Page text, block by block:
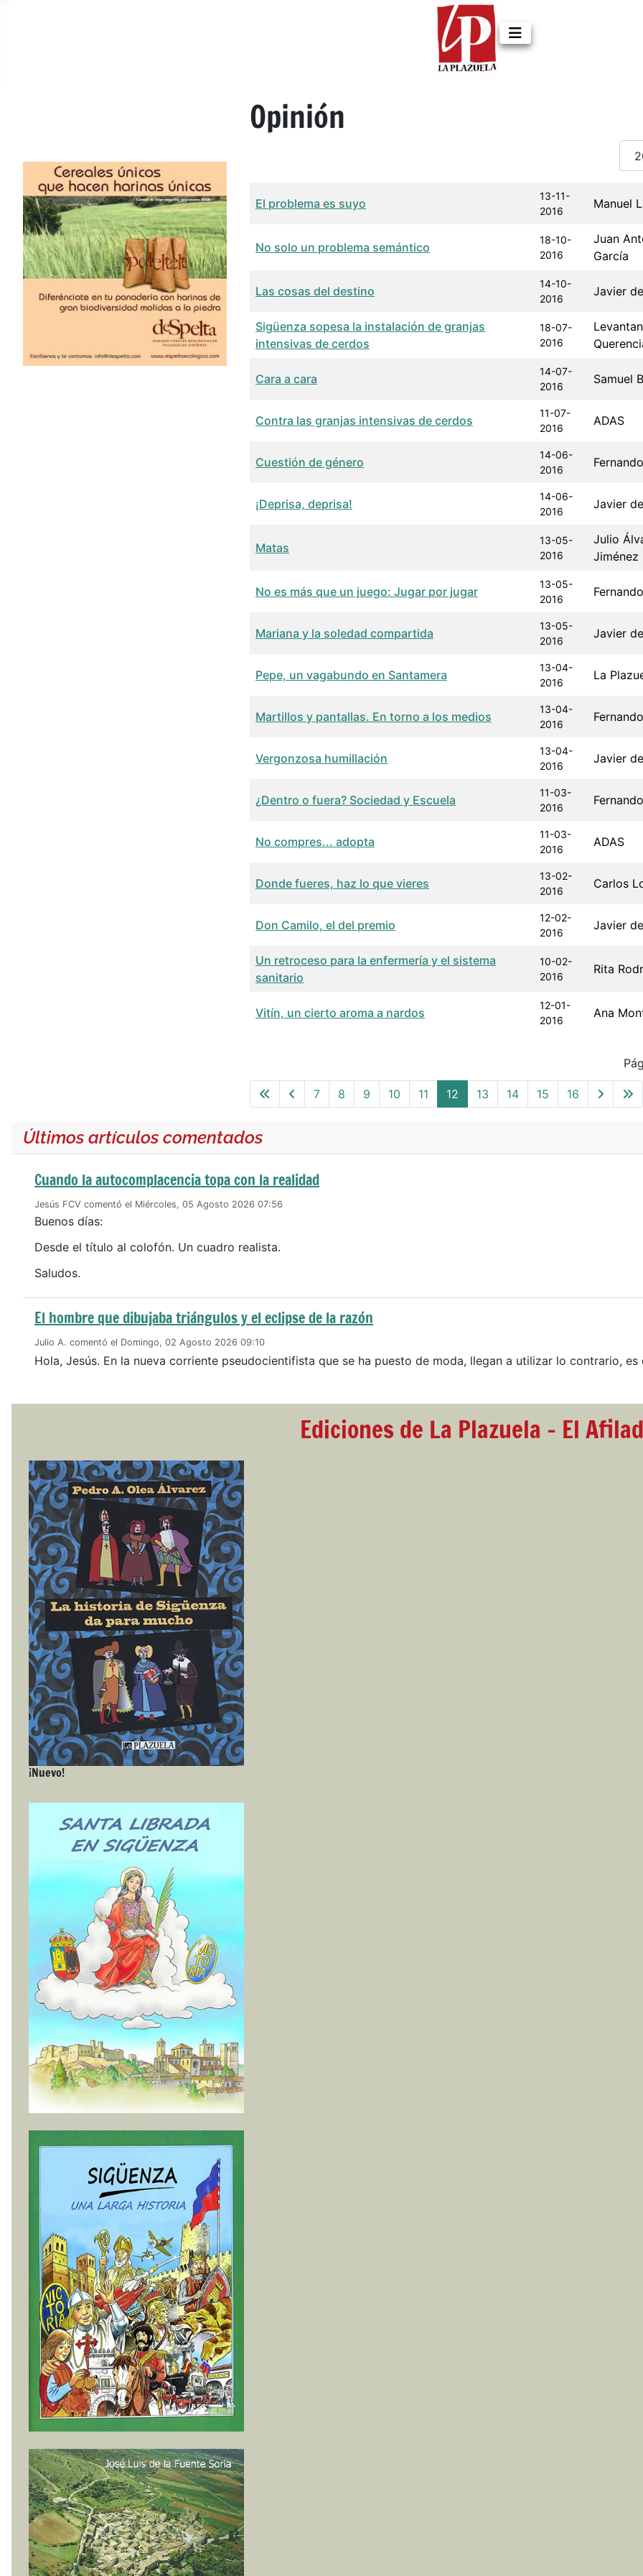
Últimos artículos comentados
Cuando la autocomplacencia topa con la realidad
Jesús FCV comentó el Miércoles, 05 Agosto 2026 07:56
Buenos días:
Desde el título al colofón. Un cuadro realista.
Saludos.
El hombre que dibujaba triángulos y el eclipse de la razón
Julio A. comentó el Domingo, 02 Agosto 2026 09:10
Hola, Jesús. En la nueva corriente pseudocientifista que se ha puesto de moda, llegan a utilizar lo contrario,
Opinión
Título
El problema es suyo
13-11-
2016
Manuel
No solo un problema semántico
18-10-
2016
Juan
García
Las cosas del destino
14-10-
2016
Javier
Sigüenza sopesa la instalación de granjas
intensivas de cerdos
18-07-
2016
Cara a cara
14-07-
2016
Samuel
Contra las granjas intensivas de cerdos
11-07-
2016
ADAS
Cuestión de género
14-06-
2016
¡Deprisa, deprisa!
14-06-
2016
Javier
Matas
13-05-
2016
Julio
Jiménez
No es más que un juego: Jugar por jugar
13-05-
2016
Mariana y la soledad compartida
13-05-
2016
Javier
Pepe, un vagabundo en Santamera
13-04-
2016
La
Martillos y pantallas. En torno a los medios
13-04-
2016
Vergonzosa humillación
13-04-
2016
Javier
¿Dentro o fuera? Sociedad y Escuela
11-03-
2016
No compres... adopta
11-03-
2016
ADAS
Donde fueres, haz lo que vieres
13-02-
2016
Carlos
Don Camilo, el del premio
12-02-
2016
Javier
Un retroceso para la enfermería y el sistema
sanitario
10-02-
2016
Rita
Vitín, un cierto aroma a nardos
12-01-
2016
Ana
7 8 9 10 11 12 13 14 15 16
Ediciones de La Plazuela - El
¡Nuevo!